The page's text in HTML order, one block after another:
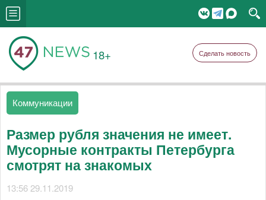
18+ Сделать новость
Коммуникации
Размер рубля значения не имеет.
Мусорные контракты Петербурга
смотрят на знакомых
13:56 29.11.2019